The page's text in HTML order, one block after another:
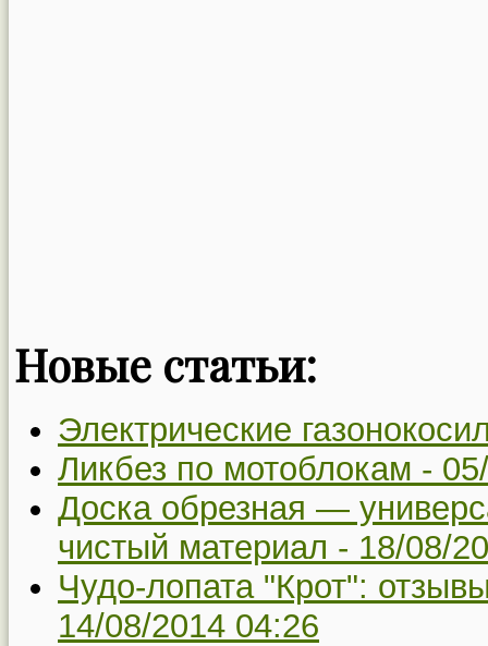
Новые статьи:
Электрические
Ликбез по мотоблокам -
Доска обрезная —
чистый материал - 18/08/
Чудо-лопата "Крот":
14/08/2014 04:26